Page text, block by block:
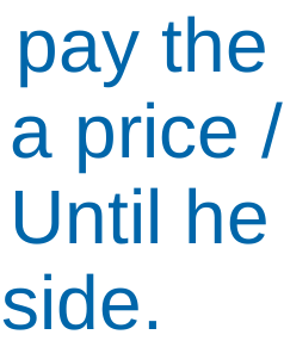
the
price /
he